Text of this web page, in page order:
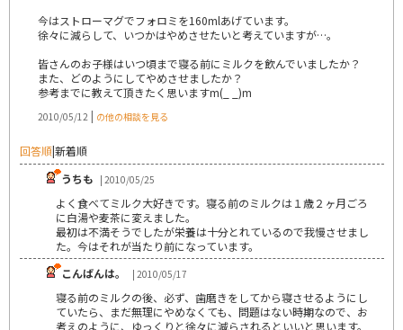
今はストローマグでフォロミを160mlあげています。
徐々に減らして、いつかはやめさせたいと考えていますが…。
皆さんのお子様はいつ頃まで寝る前にミルクを飲んでいましたか？
また、どのようにしてやめさせましたか？
参考までに教えて頂きたく思いますm(_ _)m
2010/05/12 | の他の相談を見る
回答順|新着順
うちも | 2010/05/25
よく食べてミルク大好きです。寝る前のミルクは１歳２ヶ月ごろ
に白湯や麦茶に変えました。
最初は不満そうでしたが栄養は十分とれているので我慢させまし
た。今はそれが当たり前になっています。
こんばんは。
| 2010/05/17
寝る前のミルクの後、必ず、歯磨きをしてから寝させるようにし
ていたら、まだ無理にやめなくても、問題はない時期なので、お
考えのように、ゆっくりと徐々に減らされるといいと思います。